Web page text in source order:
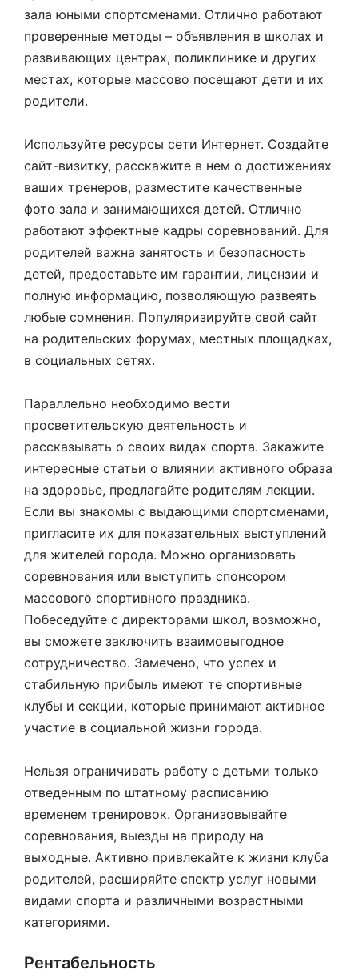
зала юными спортсменами. Отлично работают
проверенные методы – объявления в школах и
развивающих центрах, поликлинике и других
местах, которые массово посещают дети и их
родители.
Используйте ресурсы сети Интернет. Создайте
сайт-визитку, расскажите в нем о достижениях
ваших тренеров, разместите качественные
фото зала и занимающихся детей. Отлично
работают эффектные кадры соревнований. Для
родителей важна занятость и безопасность
детей, предоставьте им гарантии, лицензии и
полную информацию, позволяющую развеять
любые сомнения. Популяризируйте свой сайт
на родительских форумах, местных площадках,
в социальных сетях.
Параллельно необходимо вести
просветительскую деятельность и
рассказывать о своих видах спорта. Закажите
интересные статьи о влиянии активного образа
на здоровье, предлагайте родителям лекции.
Если вы знакомы с выдающими спортсменами,
пригласите их для показательных выступлений
для жителей города. Можно организовать
соревнования или выступить спонсором
массового спортивного праздника.
Побеседуйте с директорами школ, возможно,
вы сможете заключить взаимовыгодное
сотрудничество. Замечено, что успех и
стабильную прибыль имеют те спортивные
клубы и секции, которые принимают активное
участие в социальной жизни города.
Нельзя ограничивать работу с детьми только
отведенным по штатному расписанию
временем тренировок. Организовывайте
соревнования, выезды на природу на
выходные. Активно привлекайте к жизни клуба
родителей, расширяйте спектр услуг новыми
видами спорта и различными возрастными
категориями.
Рентабельность